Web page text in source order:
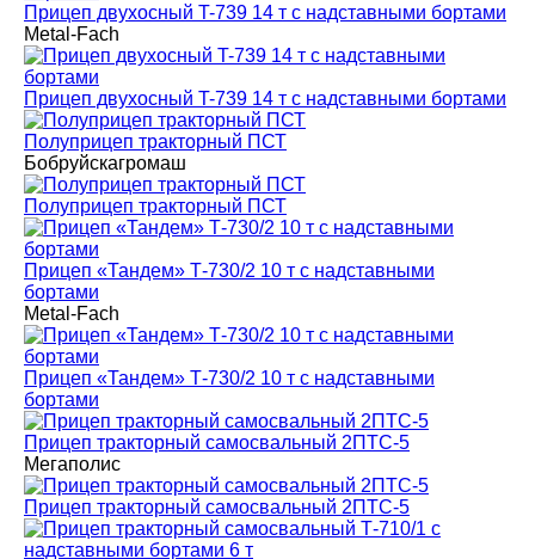
Прицеп двухосный T-739 14 т с надставными бортами
Metal-Fach
Прицеп двухосный T-739 14 т с надставными бортами
Полуприцеп тракторный ПСТ
Бобруйскагромаш
Полуприцеп тракторный ПСТ
Прицеп «Тандем» Т-730/2 10 т с надставными
бортами
Metal-Fach
Прицеп «Тандем» Т-730/2 10 т с надставными
бортами
Прицеп тракторный самосвальный 2ПТС-5
Мегаполис
Прицеп тракторный самосвальный 2ПТС-5